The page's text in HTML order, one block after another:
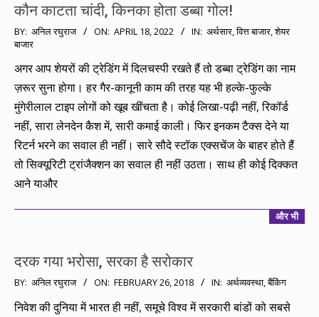
कौन काटता चांदी, किनका होता डब्बा गोल!
2022-
04-
18
BY: अनिल रघुराज ON: APRIL 18, 2022 IN: अर्थसार,वित्त बाजार,शेयर
बाजार
अगर आप शेयरों की ट्रेडिंग में दिलचस्पी रखते हैं तो डब्बा ट्रेडिंग का नाम
ज़रूर सुना होगा। हर गैर-कानूनी काम की तरह यह भी हल्के-फुल्के
मुंगेरीलाल टाइप लोगों को खूब खींचता है। कोई लिखा-पढ़ी नहीं, रिकॉर्ड
नहीं, सारा लेनदेन कैश में, सारी कमाई काली। फिर इनकम टैक्स देने या
रिटर्न भरने का सवाल ही नहीं। सारे सौदे स्टॉक एक्सचेंज के बाहर होते हैं
तो सिक्यूरिटी ट्रांजैक्शन का सवाल ही नहीं उठता। साथ ही कोई दिक्कत
आने याऔर
और भी
दरक गया भरोसा, सरका है सरोकार
2018-
02-
BY: अनिल रघुराज ON: FEBRUARY 26, 2018 IN: अर्थव्यवस्था,बैंकिंग
निवेश की दुनिया में भारत ही नहीं, समूचे विश्व में सरकारी बांडों को सबसे